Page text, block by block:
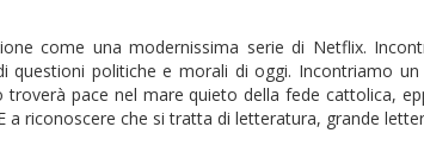
come una modernissima serie di Netflix.
questioni politiche e morali di oggi. Incontriamo un
pace nel mare quieto della fede cattolica,
a riconoscere che si tratta di letteratura, grande